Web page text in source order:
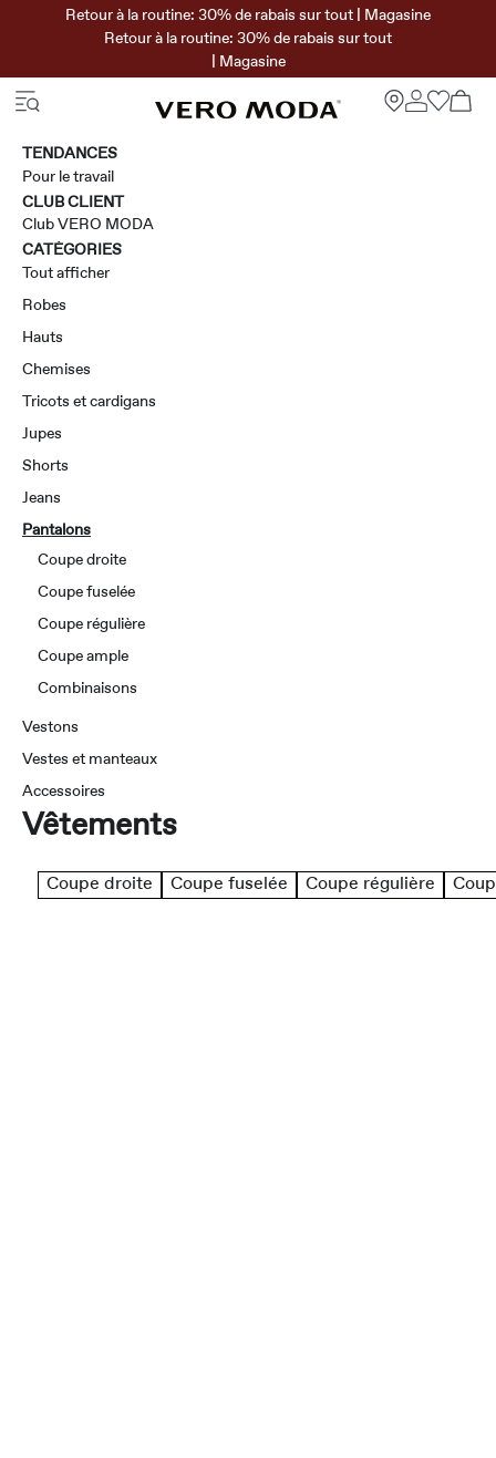
Retour à la routine: 30% de rabais sur tout | Magasine
Retour à la routine: 30% de rabais sur tout
| Magasine
TENDANCES
Pour le travail
CLUB CLIENT
Club VERO MODA
CATÉGORIES
Tout afficher
Robes
Hauts
Chemises
Tricots et cardigans
Jupes
Shorts
Jeans
Pantalons
Coupe droite
Coupe fuselée
Coupe régulière
Coupe ample
Combinaisons
Vestons
Vestes et manteaux
Accessoires
Vêtements
Coupe droite Coupe fuselée Coupe régulière